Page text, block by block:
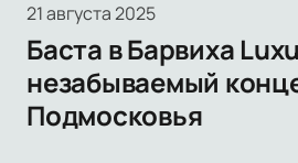
21 августа 2025
Баста в Барвиха
незабываемый
Подмосковья